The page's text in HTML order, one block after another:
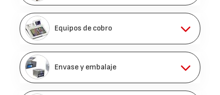
Equipos de cobro
Envase y embalaje